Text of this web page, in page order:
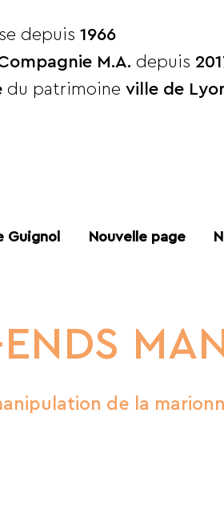
depuis 1966
M.A. depuis
du patrimoine ville de
Guignol Nouvelle page
de la